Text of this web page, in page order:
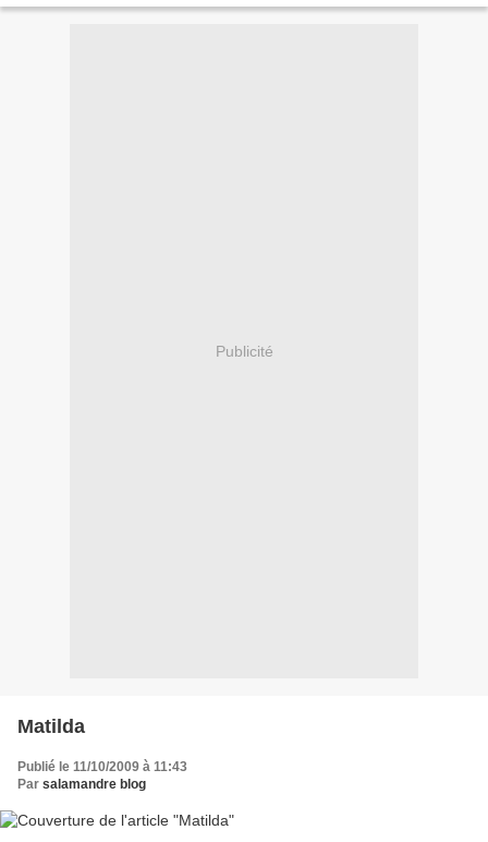
Publicité
Matilda
Publié le 11/10/2009 à 11:43
Par salamandre blog